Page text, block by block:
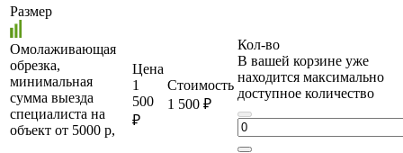
Размер
Омолаживающая
обрезка,
минимальная
сумма выезда
специалиста на
объект от 5000 р,
Цена
1
500
₽
Стоимость
1 500 ₽
Кол-во
В вашей корзине уже
находится максимально
доступное количество